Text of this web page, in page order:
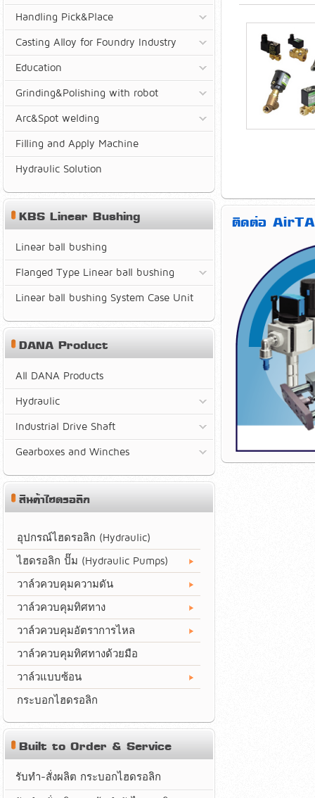
ติดต่อ
Handling Pick&Place
Casting Alloy for Foundry Industry
Education
Grinding&Polishing with robot
Arc&Spot welding
Filling and Apply Machine
Hydraulic Solution
KBS Linear Bushing
Linear ball bushing
Flanged Type Linear ball bushing
Linear ball bushing System Case Unit
DANA Product
All DANA Products
Hydraulic
Industrial Drive Shaft
Gearboxes and Winches
สินค้าไฮดรอลิก
อุปกรณ์ไฮดรอลิก (Hydraulic)
ไฮดรอลิก ปั๊ม (Hydraulic Pumps)
วาล์วควบคุมความดัน
วาล์วควบคุมทิศทาง
วาล์วควบคุมอัตราการไหล
วาล์วควบคุมทิศทางด้วยมือ
วาล์วแบบซ้อน
กระบอกไฮดรอลิก
Built to Order & Service
รับทำ-สั่งผลิต กระบอกไฮดรอลิก